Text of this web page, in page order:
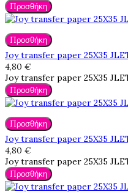
Προσθήκη
Προσθήκη
Joy transfer paper 25X35
4,80 €
Joy transfer paper 25X35
Προσθήκη
Προσθήκη
Joy transfer paper 25X35
4,80 €
Joy transfer paper 25X35
Προσθήκη